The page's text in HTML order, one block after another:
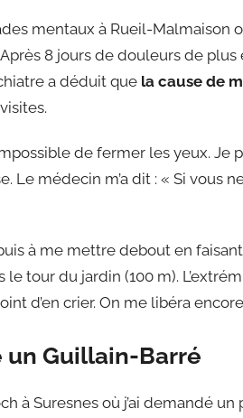
mentaux à Rueil-Malmaison
8 jours de douleurs de
a déduit que la cause de
de fermer les yeux. Je
Le médecin m’a dit : « Si vous
à me mettre debout en
tour du jardin (100 m).
d’en crier. On me libéra
Guillain-Barré
à Suresnes où j’ai demandé un